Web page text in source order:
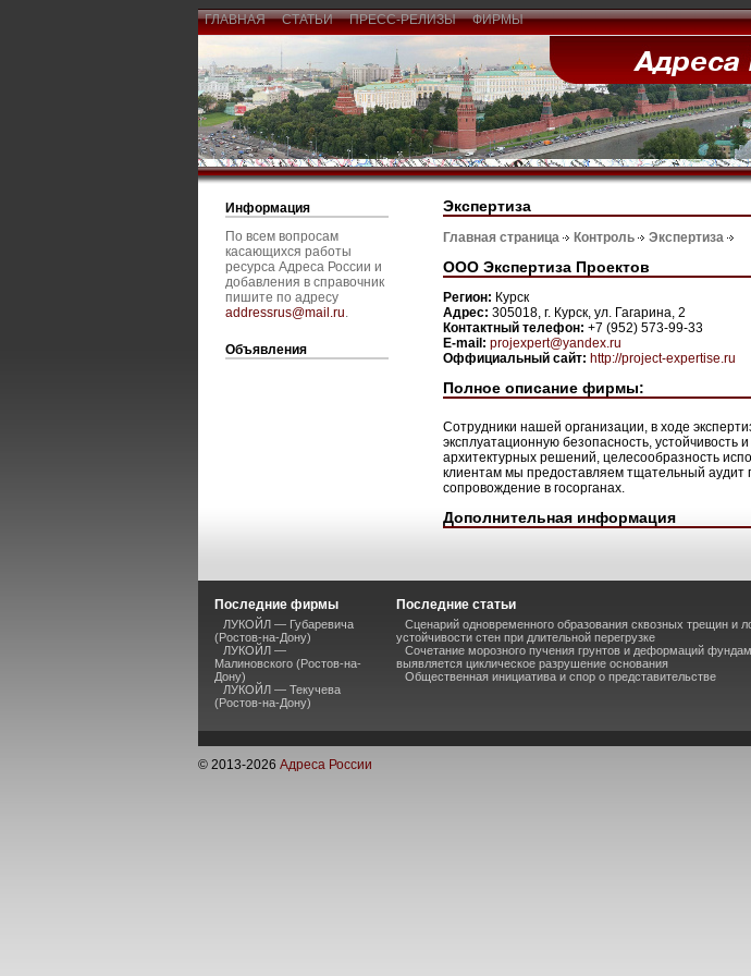
ГЛАВНАЯ СТАТЬИ ПРЕСС-РЕЛИЗЫ ФИРМЫ
Информация
По всем вопросам
касающихся работы
ресурса Адреса России и
добавления в справочник
пишите по адресу
addressrus@mail.ru.
Объявления
Экспертиза
Главная страница Контроль Экспертиза
ООО Экспертиза Проектов
Регион: Курск
Адрес: 305018, г. Курск, ул. Гагарина, 2
Контактный телефон: +7 (952) 573-99-33
E-mail: projexpert@yandex.ru
Оффициальный сайт: http://project-expertise.ru
Полное описание фирмы:
Сотрудники нашей организации, в ходе
эксплуатационную безопасность,
архитектурных решений, целесообразность
клиентам мы предоставляем тщательный
сопровождение в госорганах.
Дополнительная информация
Последние фирмы
ЛУКОЙЛ — Губаревича
(Ростов-на-Дону)
ЛУКОЙЛ —
Малиновского (Ростов-на-
Дону)
ЛУКОЙЛ — Текучева
(Ростов-на-Дону)
Последние статьи
Сценарий одновременного образования сквозных трещин и
устойчивости стен при длительной перегрузке
Сочетание морозного пучения грунтов и деформаций
выявляется циклическое разрушение основания
Общественная инициатива и спор о представительстве
© 2013-2026 Адреса России